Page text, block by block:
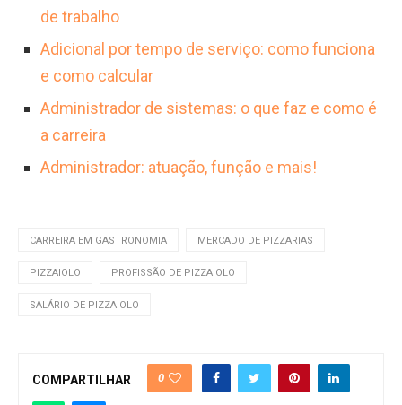
de trabalho
Adicional por tempo de serviço: como funciona
e como calcular
Administrador de sistemas: o que faz e como é
a carreira
Administrador: atuação, função e mais!
CARREIRA EM GASTRONOMIA MERCADO DE PIZZARIAS
PIZZAIOLO PROFISSÃO DE PIZZAIOLO
SALÁRIO DE PIZZAIOLO
COMPARTILHAR 0